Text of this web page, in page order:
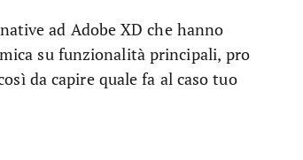
ad Adobe XD che hanno
su funzionalità principali, pro
da capire quale fa al caso tuo